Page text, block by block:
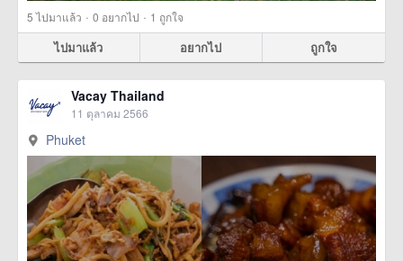
5ไปมาแล้ว · 0 อยากไป · 1 ถูกใจ
ไปมาแล้ว อยากไป ถูกใจ
Vacay Thailand
11 ตุลาคม 2566
Phuket